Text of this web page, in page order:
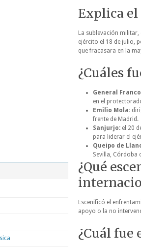
Explica el
La sublevación
ejército el 18 de julio,
que fracasara en la
¿Cuáles
General
en el
Emilio Mola:
frente de Madrid.
Sanjurjo: el 20
para liderar el
Queipo de
Sevilla, Córdoba
¿Qué
Escenificó el
apoyo o la no
¿Cuál fue